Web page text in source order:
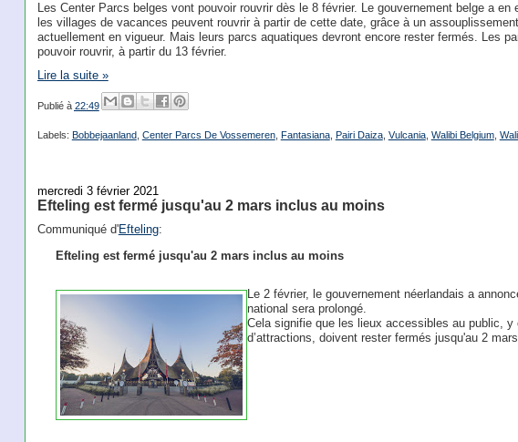
Les Center Parcs belges vont pouvoir rouvrir dès le 8 février. Le gouvernement belge a en
les villages de vacances peuvent rouvrir à partir de cette date, grâce à un
actuellement en vigueur. Mais leurs parcs aquatiques devront encore rester fermés. Les
pouvoir rouvrir, à partir du 13 février.
Lire la suite »
Publié à 22:49
Labels: Bobbejaanland, Center Parcs De Vossemeren, Fantasiana, Pairi Daiza, Vulcania, Walibi Belgium,
mercredi 3 février 2021
Efteling est fermé jusqu'au 2 mars inclus au moins
Communiqué d'Efteling:
Efteling est fermé jusqu'au 2 mars inclus au moins
Le 2 février, le gouvernement néerlandais a
national sera prolongé.
Cela signifie que les lieux accessibles au public, y
d’attractions, doivent rester fermés jusqu'au 2